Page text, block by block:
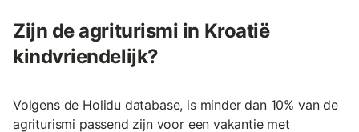
Zijn de agriturismi in Kroatië
kindvriendelijk?
Volgens de Holidu database, is minder dan 10% van de
agriturismi passend zijn voor een vakantie met